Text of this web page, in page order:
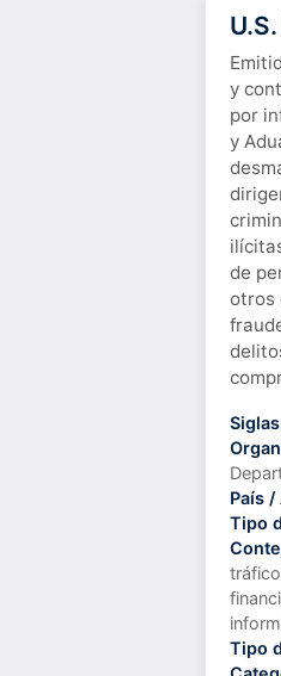
y
por
y
de
otros
País /
Tipo
Tipo